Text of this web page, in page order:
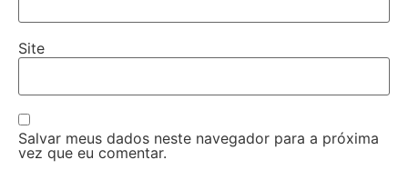
Site
Salvar meus dados neste navegador para a próxima
vez que eu comentar.